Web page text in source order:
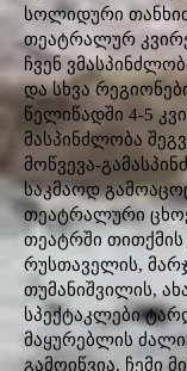
სოლიდური
თეატრალურ
ჩვენ
და სხვა
წელიწადში 4-5
მასპინძლობა
მოწვევა-
საკმაოდ
თეატრალური
თეატრში
რუსთაველის,
თუმანიშვილის,
სპექტაკლები
მაყურებლის
გამოიწვია. ჩემი